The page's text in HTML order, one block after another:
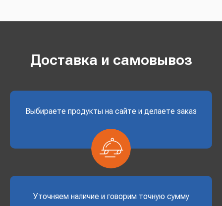
Доставка и самовывоз
Выбираете продукты на сайте и делаете заказ
Уточняем наличие и говорим точную сумму